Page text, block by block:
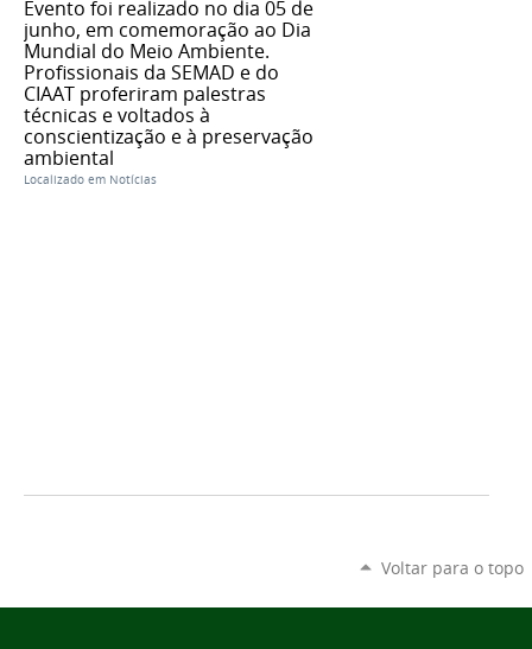
Evento foi realizado no dia 05 de
junho, em comemoração ao Dia
Mundial do Meio Ambiente.
Profissionais da SEMAD e do
CIAAT proferiram palestras
técnicas e voltados à
conscientização e à preservação
ambiental
Localizado em Notícias
Voltar para o topo